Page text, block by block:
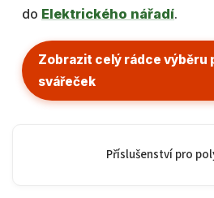
do Elektrického nářadí.
Zobrazit celý rádce výběru
svářeček
Příslušenství pro